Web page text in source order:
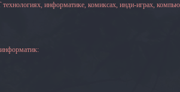
информатике, комиксах, инди-играх,